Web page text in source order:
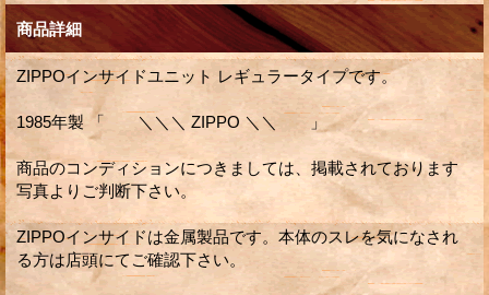
商品詳細
ZIPPOインサイドユニット レギュラータイプです。
1985年製 「 ＼＼＼ ZIPPO ＼＼ 」
商品のコンディションにつきましては、掲載されております
写真よりご判断下さい。
ZIPPOインサイドは金属製品です。本体のスレを気になされ
る方は店頭にてご確認下さい。